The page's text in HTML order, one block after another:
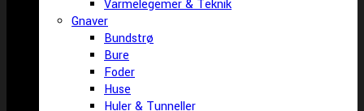
Varmelegemer & Teknik
Gnaver
Bundstrø
Bure
Foder
Huse
Huler & Tunneller